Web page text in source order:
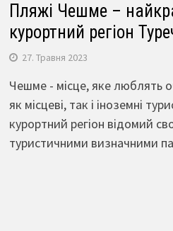
Пляжі Чешме –
курортний регіон
27. Травня 2023
Чешме - місце, яке люблять
як місцеві, так і іноземні
курортний регіон відомий
туристичними визначними